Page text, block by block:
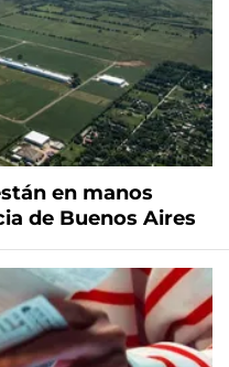
en manos
de Buenos Aires